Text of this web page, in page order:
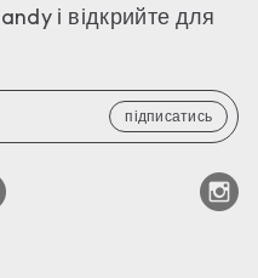
і відкрийте для
підписатись